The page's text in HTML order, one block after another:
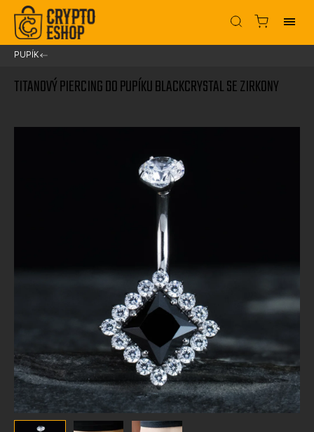
PUPÍK/
TITANOVÝ PIERCING DO PUPÍKU BLACKCRYSTAL SE ZIRKONY